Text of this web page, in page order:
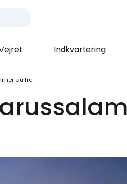
Indkvartering
Sådan kommer du frem